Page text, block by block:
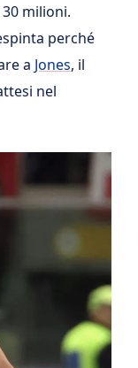
milioni.
perché
a Jones, il
nel